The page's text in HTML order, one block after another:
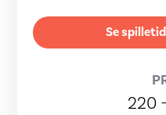
Se
220